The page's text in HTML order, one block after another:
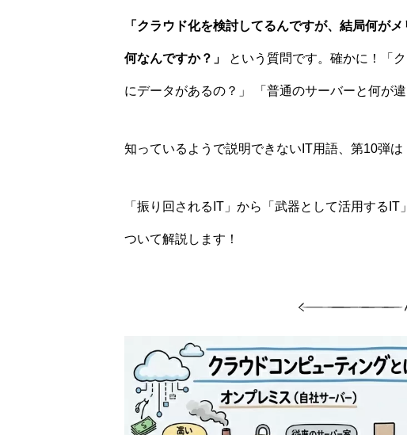
「クラウド化を検討してるんですが、結局何が
何なんですか？」 という質問です。確かに！「
にデータがあるの？」 「普通のサーバーと何が
知っているようで説明できないIT用語、第10弾は
「振り回されるIT」から「武器として活用する
ついて解説します！